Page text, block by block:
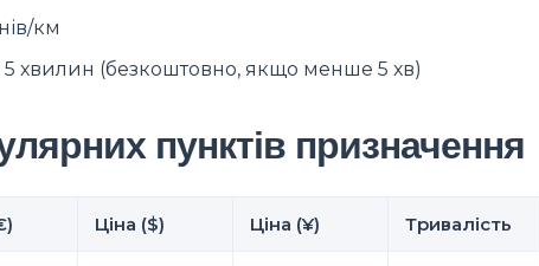
км
5 хвилин (безкоштовно, якщо менше 5 хв)
пунктів призначення
Ціна ($) Ціна (¥) Тривалість